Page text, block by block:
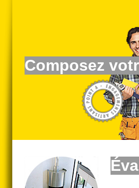
Composez
É